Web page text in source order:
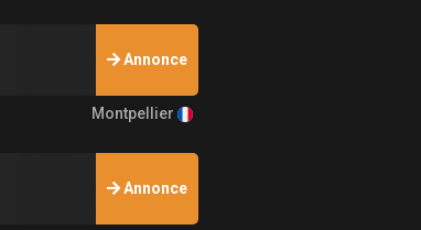
Annonce
Montpellier
Annonce